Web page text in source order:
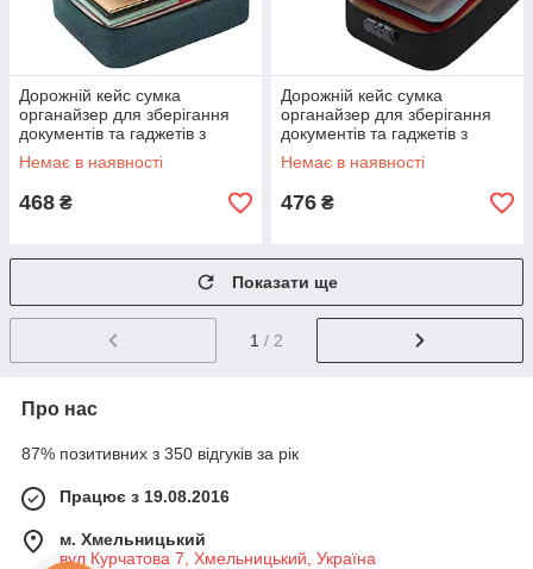
Дорожній кейс сумка
органайзер для зберігання
документів та гаджетів з
кодовим замком. Колір: синій
SJ-26
Немає в наявності
468 ₴
Дорожній кейс сумка
органайзер для зберігання
документів та гаджетів з
кодовим замком. Колір:
чорний AU-37
Немає в наявності
476 ₴
Показати ще
1 / 2
Про нас
87% позитивних з 350 відгуків за рік
Працює з 19.08.2016
м. Хмельницький
вул Курчатова 7, Хмельницький, Україна